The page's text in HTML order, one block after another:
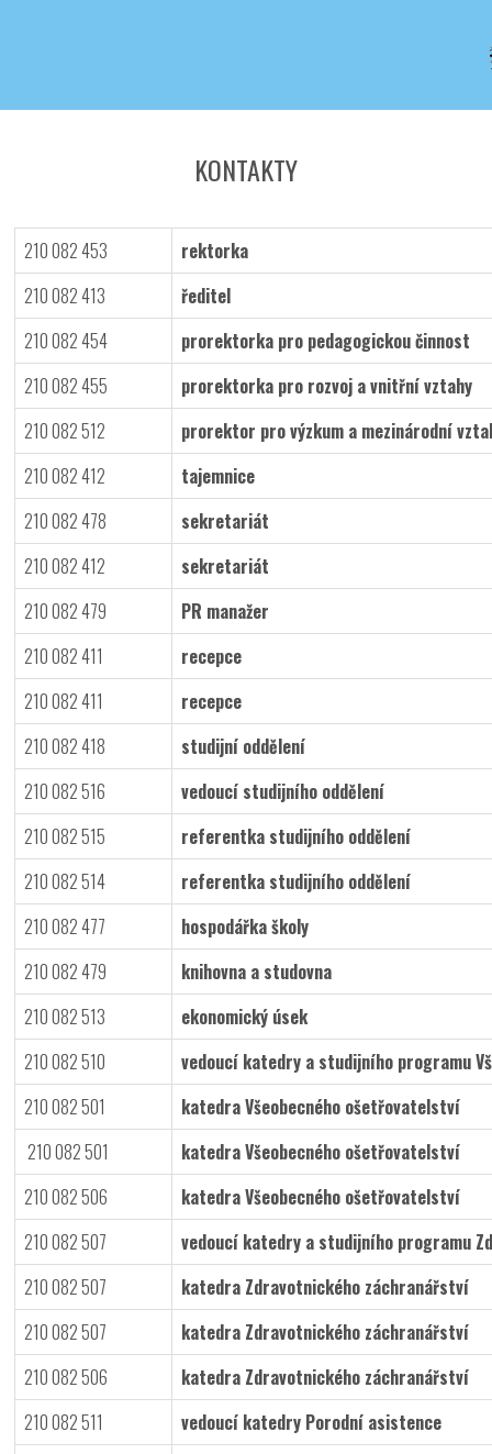
KONTAKTY
210 082 453
rektorka
210 082 413
ředitel
210 082 454
prorektorka pro pedagogickou činnost
210 082 455
prorektorka pro rozvoj a vnitřní vztahy
210 082 512
prorektor pro výzkum a mezinárodní
210 082 412
tajemnice
210 082 478
sekretariát
210 082 412
sekretariát
210 082 479
PR manažer
210 082 411
recepce
210 082 411
recepce
210 082 418
studijní oddělení
210 082 516
vedoucí studijního oddělení
210 082 515
referentka studijního oddělení
210 082 514
referentka studijního oddělení
210 082 477
hospodářka školy
210 082 479
knihovna a studovna
210 082 513
ekonomický úsek
210 082 510
vedoucí katedry a studijního programu
210 082 501
katedra Všeobecného ošetřovatelství
210 082 501
katedra Všeobecného ošetřovatelství
210 082 506
katedra Všeobecného ošetřovatelství
210 082 507
vedoucí katedry a studijního programu
210 082 507
katedra Zdravotnického záchranářství
210 082 507
katedra Zdravotnického záchranářství
210 082 506
katedra Zdravotnického záchranářství
210 082 511
vedoucí katedry Porodní asistence